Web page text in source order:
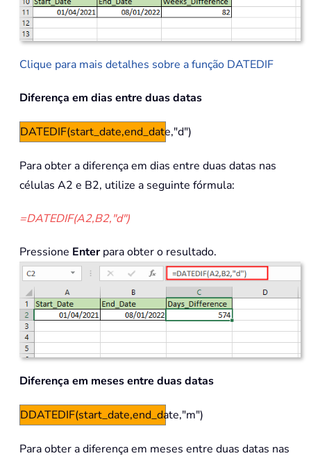
Clique para mais detalhes sobre a função DATEDIF
Diferença em dias entre duas datas
DATEDIF(start_date,end_date,"d")
Para obter a diferença em dias entre duas datas nas
células A2 e B2, utilize a seguinte fórmula:
=DATEDIF(A2,B2,"d")
Pressione Enterpara obter o resultado.
Diferença em meses entre duas datas
DDATEDIF(start_date,end_date,"m")
Para obter a diferença em meses entre duas datas nas